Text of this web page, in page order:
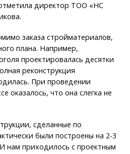
директор ТОО «НС
заказа стройматериалов,
плана. Например,
проектировалась десятки
реконструкция
При проведении
оказалось, что она слегка не
сделанные по
были построены на 2-3
нам приходилось с проектным